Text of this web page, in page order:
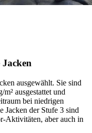
Jacken
ausgewählt. Sie sind
ausgestattet und
bei niedrigen
Jacken der Stufe 3 sind
Aktivitäten, aber auch in